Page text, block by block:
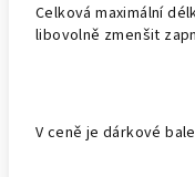
Celková maximální
libovolně zmenšit
V ceně je dárkové